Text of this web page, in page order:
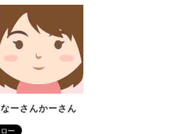
なーさんかーさん